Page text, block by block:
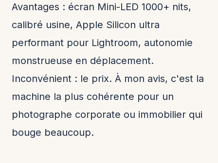
Avantages : écran Mini-LED 1000+ nits,
calibré usine, Apple Silicon ultra
performant pour Lightroom, autonomie
monstrueuse en déplacement.
Inconvénient : le prix. À mon avis, c'est la
machine la plus cohérente pour un
photographe corporate ou immobilier qui
bouge beaucoup.